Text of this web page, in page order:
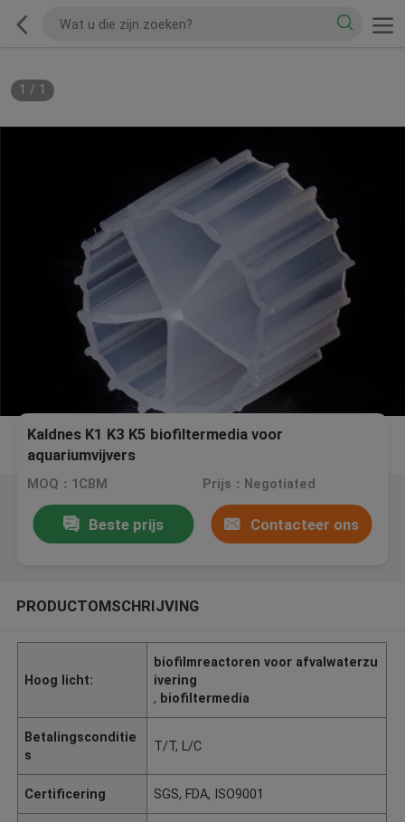
1 / 1
Kaldnes K1 K3 K5 biofiltermedia voor
aquariumvijvers
MOQ：1CBM Prijs：Negotiated
Beste prijs Contacteer ons
PRODUCTOMSCHRIJVING
Hoog licht:
biofilmreactoren voor afvalwaterzu
ivering
, biofiltermedia
Betalingsconditie
s
T/T, L/C
Certificering SGS, FDA, ISO9001